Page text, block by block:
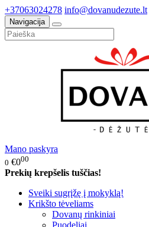
+37063024278 info@dovanudezute.lt
Navigacija
Mano paskyra
0 €000
Prekių krepšelis tuščias!
Sveiki sugrįžę į mokyklą!
Krikšto tėveliams
Dovanų rinkiniai